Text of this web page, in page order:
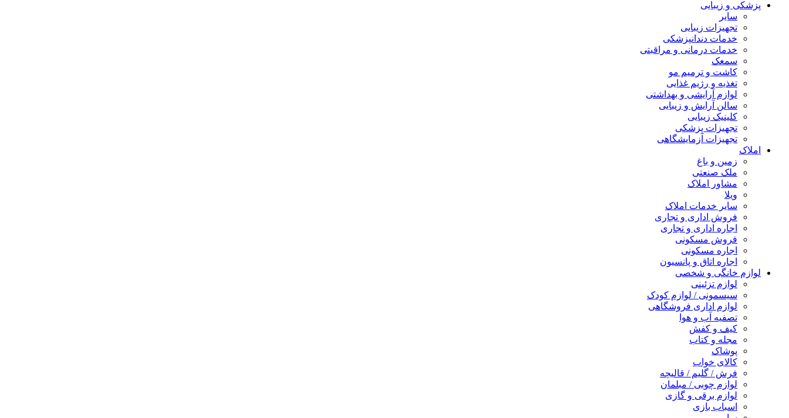
پزشکی و زیبایی
سایر
تجهیزات زیبایی
خدمات دندانپزشکی
خدمات درمانی و مراقبتی
سمعک
کاشت و ترمیم مو
تغذیه و رژیم غذایی
لوازم آرایشی و بهداشتی
سالن آرایش و زیبایی
کلینیک زیبایی
تجهیزات پزشکی
تجهیزات آزمایشگاهی
املاک
زمین و باغ
ملک صنعتی
مشاور املاک
ویلا
سایر خدمات املاک
فروش اداری و تجاری
اجاره اداری و تجاری
فروش مسکونی
اجاره مسکونی
اجاره اتاق و پانسیون
لوازم خانگی و شخصی
لوازم تزئینی
سیسمونی / لوازم کودک
لوازم اداری فروشگاهی
تصفیه آب و هوا
کیف و کفش
مجله و کتاب
پوشاک
کالای خواب
فرش / گلیم / قالیچه
لوازم چوبی / مبلمان
لوازم برقی و گازی
اسباب بازی